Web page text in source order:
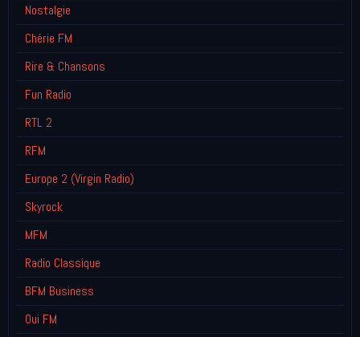
Nostalgie
Chérie FM
Rire & Chansons
Fun Radio
RTL 2
RFM
Europe 2 (Virgin Radio)
Skyrock
MFM
Radio Classique
BFM Business
Oui FM